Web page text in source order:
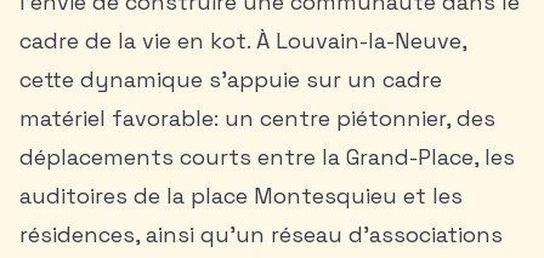
cadre de la vie en kot. À Louvain-la-Neuve,
cette dynamique s’appuie sur un cadre
matériel favorable: un centre piétonnier, des
déplacements courts entre la Grand-Place, les
auditoires de la place Montesquieu et les
résidences, ainsi qu’un réseau d’associations